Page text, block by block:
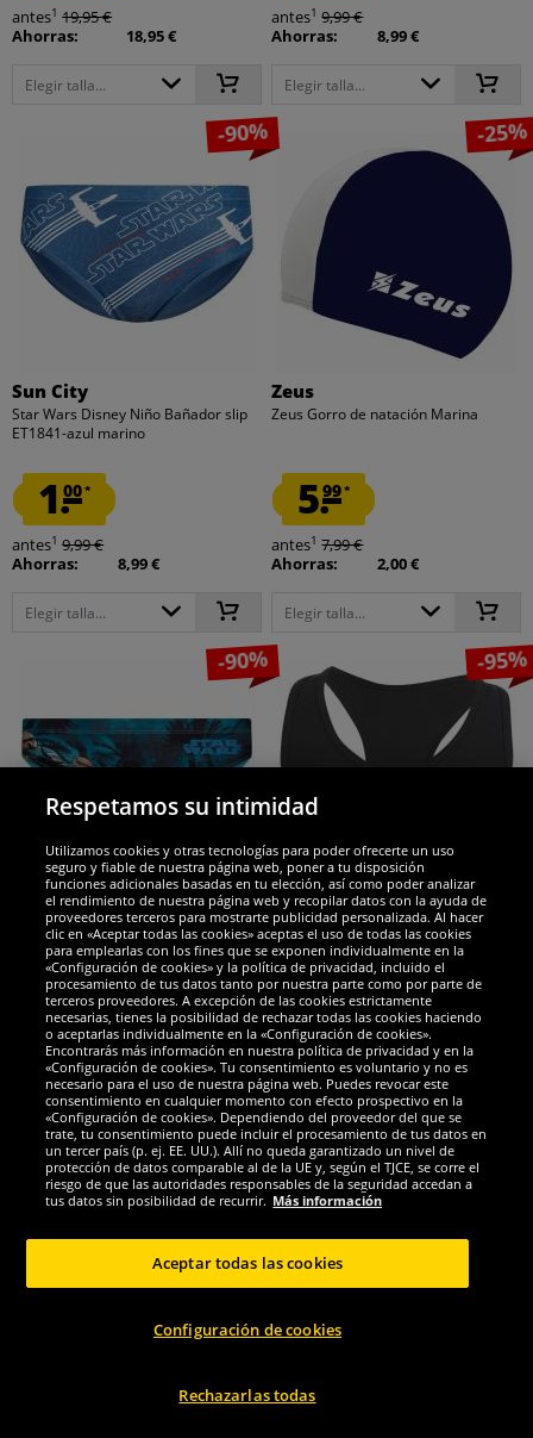
antes1 19,95 €
Ahorras:
18,95 €
Elegir talla...
antes1 9,99 €
Ahorras:
8,99 €
Elegir talla...
-90%
Sun City
Star Wars Disney Niño Bañador slip
ET1841-azul marino
1.00*
antes1 9,99 €
Ahorras:
8,99 €
Elegir talla...
-25%
Zeus
Zeus Gorro de natación Marina
5.99*
antes1 7,99 €
Ahorras:
2,00 €
Elegir talla...
-90%
Sun City
Star Wars Disney Niño Bañador slip
QE1753-azul
1.00*
antes1 9,99 €
Ahorras:
8,99 €
Elegir talla...
-95%
hummel
hummel MEDINE Niño pequeño /
Niña Top de bikini 88587-2001
1.00*
antes1 19,95 €
Ahorras:
18,95 €
Elegir talla...
-90%
Respetamos su intimidad
Utilizamos cookies y otras tecnologías para poder ofrecerte un uso
seguro y fiable de nuestra página web, poner a tu disposición
funciones adicionales basadas en tu elección, así como poder analizar
el rendimiento de nuestra página web y recopilar datos con la ayuda de
proveedores terceros para mostrarte publicidad personalizada. Al hacer
clic en «Aceptar todas las cookies» aceptas el uso de todas las cookies
para emplearlas con los fines que se exponen individualmente en la
«Configuración de cookies» y la política de privacidad, incluido el
procesamiento de tus datos tanto por nuestra parte como por parte de
terceros proveedores. A excepción de las cookies estrictamente
necesarias, tienes la posibilidad de rechazar todas las cookies haciendo
o aceptarlas individualmente en la «Configuración de cookies».
Encontrarás más información en nuestra política de privacidad y en la
«Configuración de cookies». Tu consentimiento es voluntario y no es
necesario para el uso de nuestra página web. Puedes revocar este
consentimiento en cualquier momento con efecto prospectivo en la
«Configuración de cookies». Dependiendo del proveedor del que se
trate, tu consentimiento puede incluir el procesamiento de tus datos en
un tercer país (p. ej. EE. UU.). Allí no queda garantizado un nivel de
protección de datos comparable al de la UE y, según el TJCE, se corre el
riesgo de que las autoridades responsables de la seguridad accedan a
tus datos sin posibilidad de recurrir. Más información
Configuración de cookies
Rechazarlas todas
Aceptar todas las cookies